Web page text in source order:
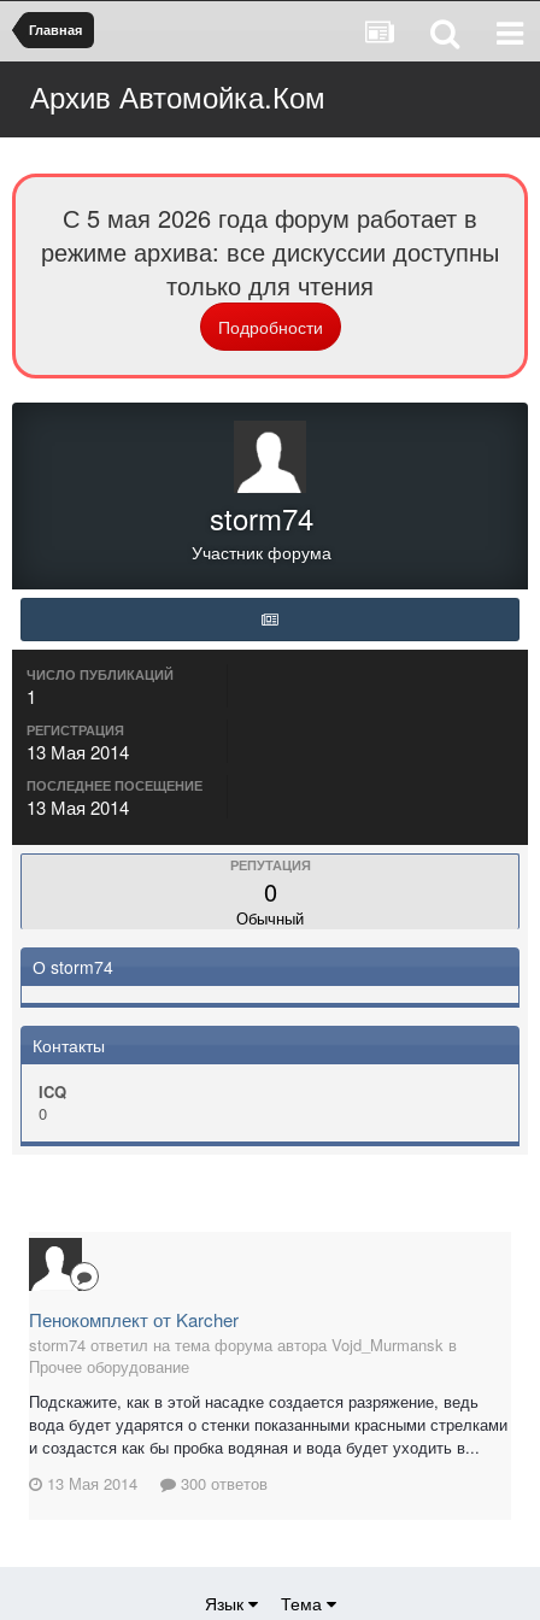
Главная
Архив Автомойка.Ком
С 5 мая 2026 года форум работает в
режиме архива: все дискуссии доступны
только для чтения
Подробности
storm74
Участник форума
ЧИСЛО ПУБЛИКАЦИЙ
1
РЕГИСТРАЦИЯ
13 Мая 2014
ПОСЛЕДНЕЕ ПОСЕЩЕНИЕ
13 Мая 2014
РЕПУТАЦИЯ
0
Обычный
О storm74
Контакты
ICQ
0
Пенокомплект от Karcher
storm74 ответил на тема форума автора Vojd_Murmansk в
Прочее оборудование
Подскажите, как в этой насадке создается разряжение, ведь
вода будет ударятся о стенки показанными красными стрелками
и создастся как бы пробка водяная и вода будет уходить в...
13 Мая 2014
300 ответов
Язык Тема